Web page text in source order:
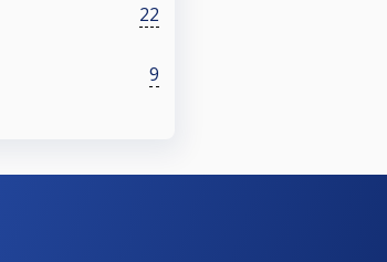
22
9